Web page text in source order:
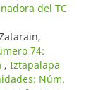
del TC
74:
, Iztapalapa
Núm.